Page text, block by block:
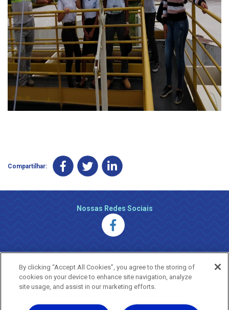
Compartilhar:
Nossas Redes Sociais
By clicking “Accept All Cookies”, you agree to the storing of
cookies on your device to enhance site navigation, analyze
site usage, and assist in our marketing efforts.